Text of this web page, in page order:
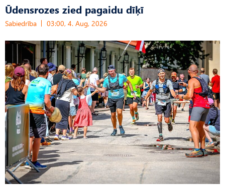
Ūdensrozes zied pagaidu dīķī
Sabiedrība 03:00, 4. Aug, 2026